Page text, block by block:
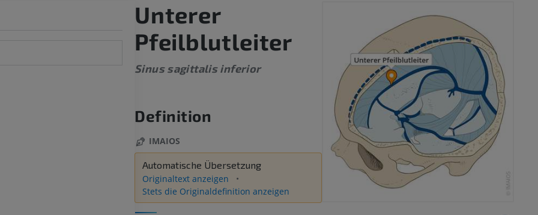
Unterer
Pfeilblutleiter
Sinus sagittalis inferior
Definition
IMAIOS
Automatische Übersetzung
Originaltext anzeigen
Stets die Originaldefinition anzeigen